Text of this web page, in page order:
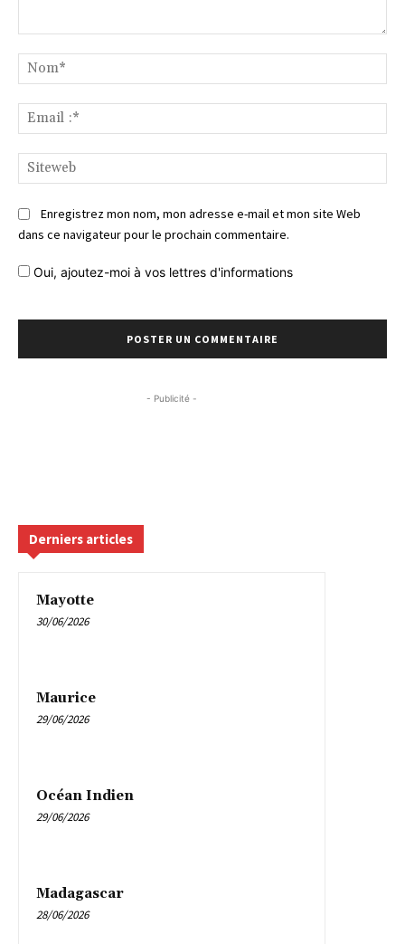
:*
Enregistrez mon nom, mon adresse e-mail et mon site Web
dans ce navigateur pour le prochain commentaire.
Oui, ajoutez-moi à vos lettres d'informations
- Publicité -
Derniers articles
Mayotte
30/06/2026
Maurice
29/06/2026
Océan Indien
29/06/2026
Madagascar
28/06/2026